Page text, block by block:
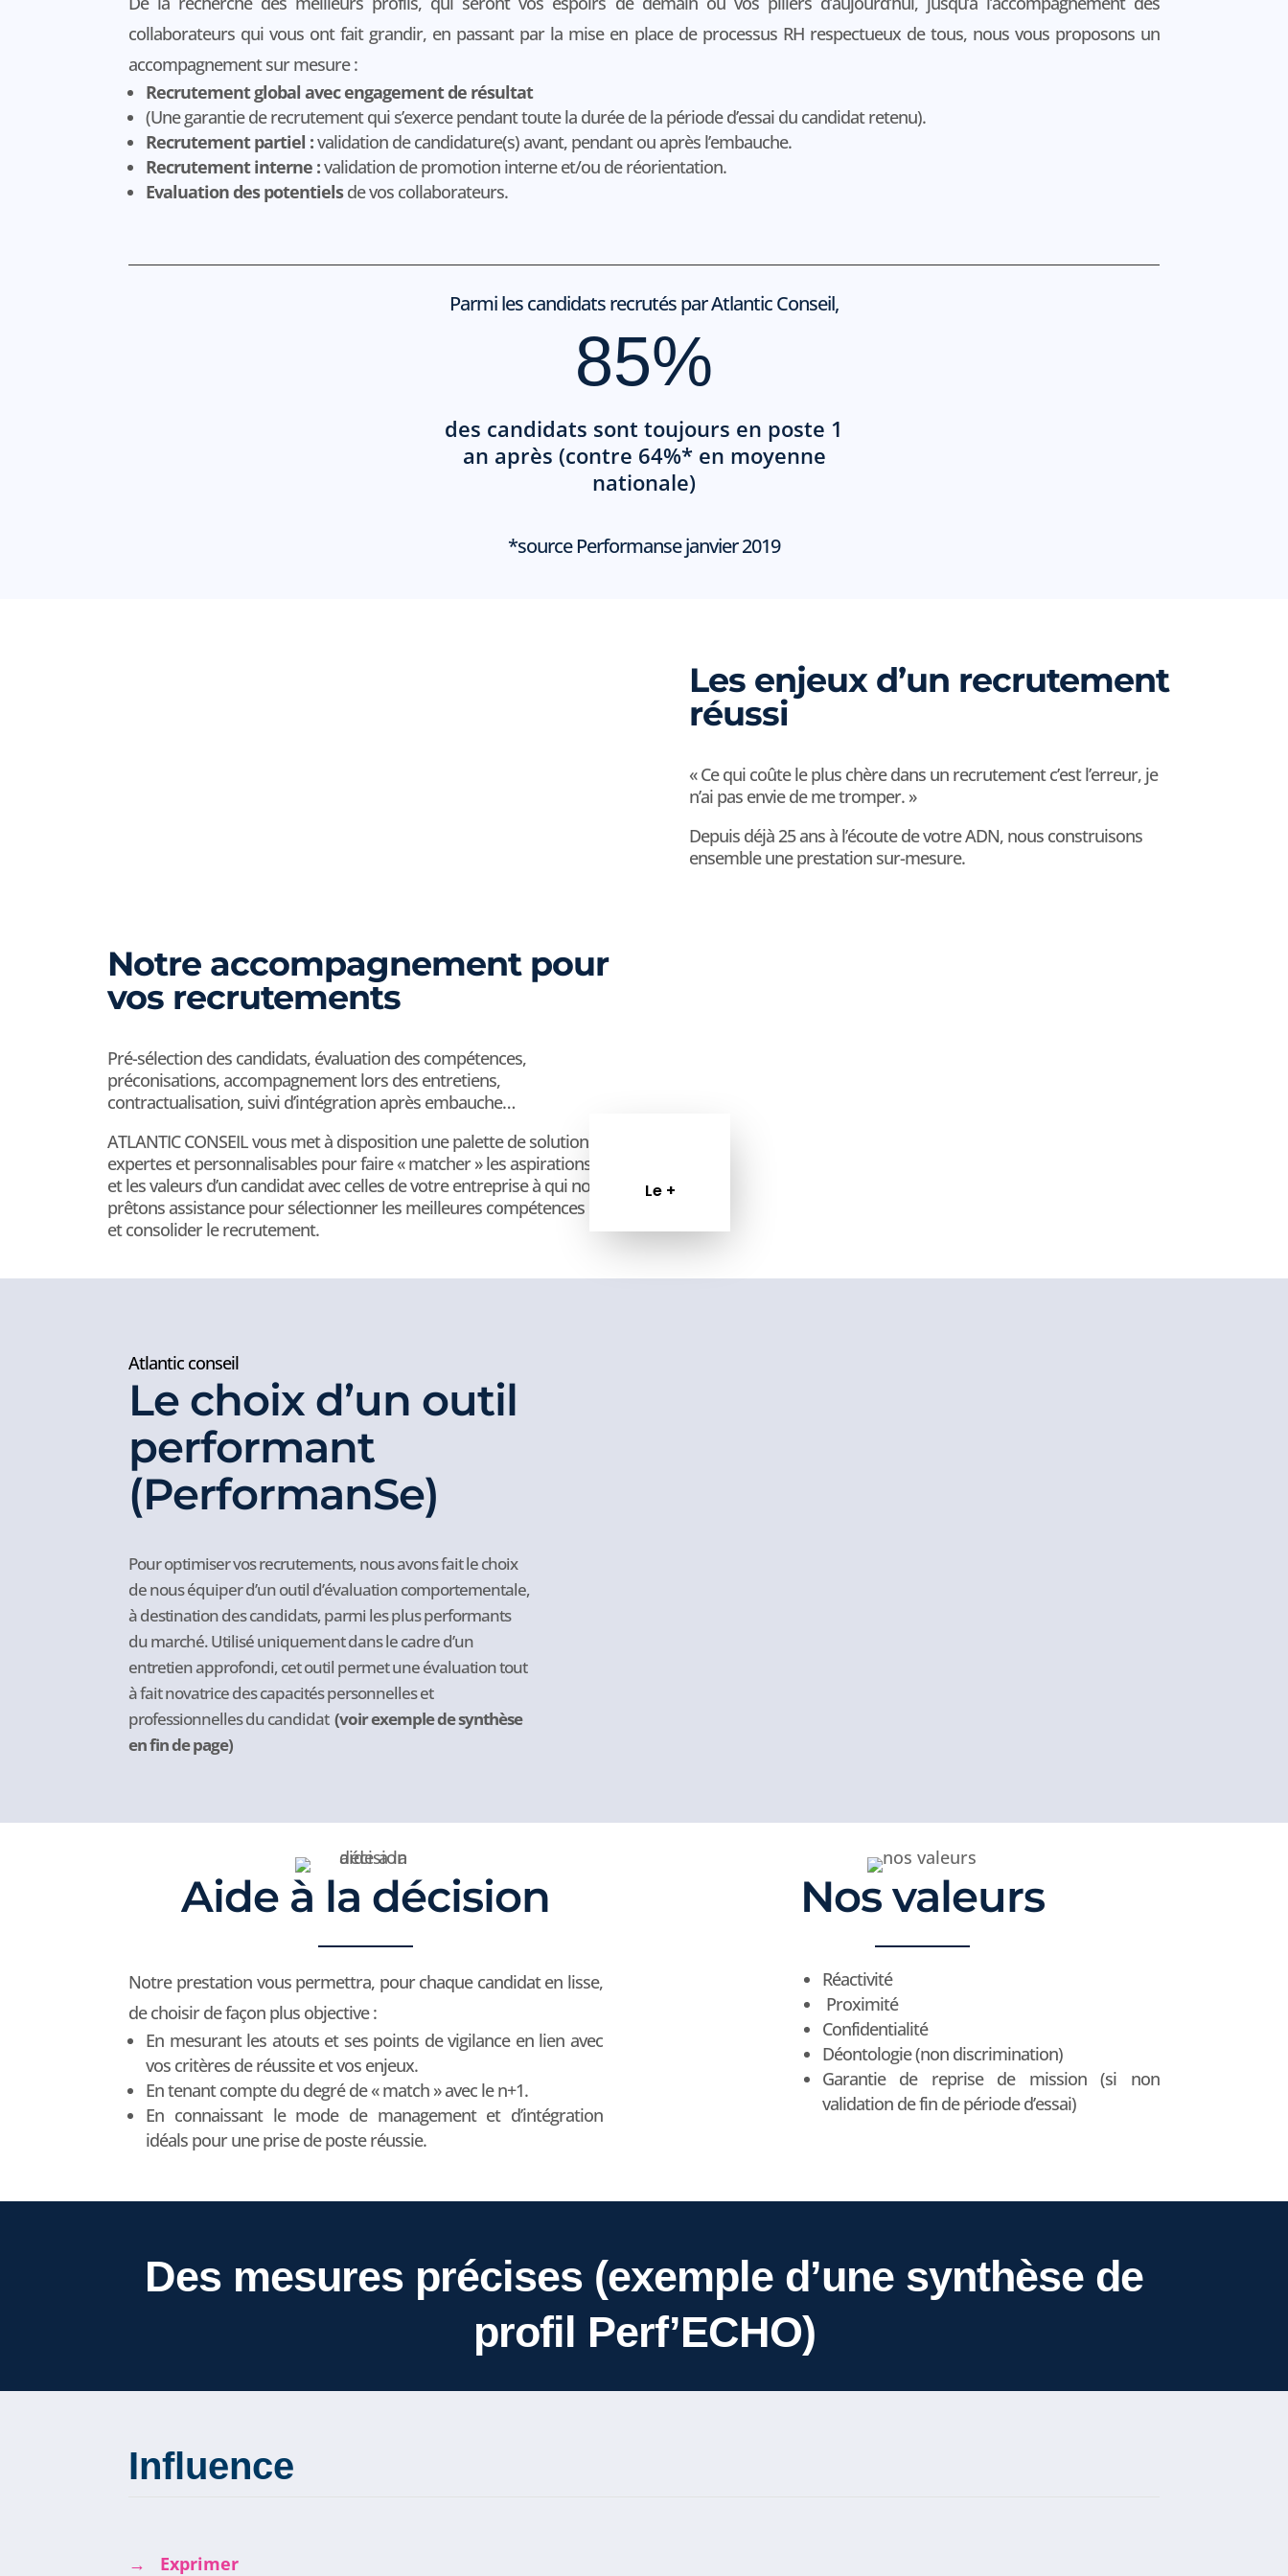
collaborateurs qui vous ont fait grandir, en passant par la mise en place de processus RH respectueux de tous, nous vous proposons un
accompagnement sur mesure :
Recrutement global avec engagement de résultat
(Une garantie de recrutement qui s’exerce pendant toute la durée de la période d’essai du candidat retenu).
Recrutement partiel :validation de candidature(s) avant, pendant ou après l’embauche.
Recrutement interne :validation de promotion interne et/ou de réorientation.
Evaluation des potentielsde vos collaborateurs.
Parmi les candidats recrutés par Atlantic Conseil,
85%
des candidats sont toujours en poste 1
an après (contre 64%* en moyenne
nationale)
*source Performanse janvier 2019
Les enjeux d’un recrutement
réussi
« Ce qui coûte le plus chère dans un recrutement c’est l’erreur, je
n’ai pas envie de me tromper. »
Depuis déjà 25 ans à l’écoute de votre ADN, nous construisons
ensemble une prestation sur-mesure.
Notre accompagnement pour
vos recrutements
Pré-sélection des candidats, évaluation des compétences,
préconisations, accompagnement lors des entretiens,
contractualisation, suivi d’intégration après embauche…
ATLANTIC CONSEIL vous met à disposition une palette de solutions
expertes et personnalisables pour faire « matcher » les aspirations
et les valeurs d’un candidat avec celles de votre entreprise à qui nous
prêtons assistance pour sélectionner les meilleures compétences
et consolider le recrutement.
Atlantic conseil
Le choix d’un outil
performant
(PerformanSe)
Pour optimiser vos recrutements, nous avons fait le choix
de nous équiper d’un outil d’évaluation comportementale,
à destination des candidats, parmi les plus performants
du marché.Utilisé uniquement dans le cadre d’un
entretien approfondi, cet outil permet une évaluation tout
à fait novatrice des capacités personnelles et
professionnelles du candidat(voir exemple de synthèse
en fin de page)
Le +
Aide à la décision
Notre prestation vous permettra, pour chaque candidat en lisse,
de choisir de façon plus objective :
En mesurant les atouts et ses points de vigilance en lien avec
vos critères de réussite et vos enjeux.
En tenant compte du degré de « match » avec le n+1.
En connaissant le mode de management et d’intégration
idéals pour une prise de poste réussie.
Nos valeurs
Réactivité
Proximité
Confidentialité
Déontologie (non discrimination)
Garantie de reprise de mission (si non
validation de fin de période d’essai)
Des mesures précises (exemple d’une synthèse de
profil Perf’ECHO)
Influence
→ Exprimer